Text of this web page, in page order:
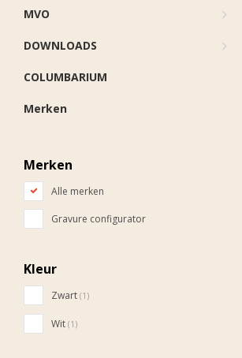
MVO
DOWNLOADS
COLUMBARIUM
Merken
Merken
Alle merken
Gravure configurator
Kleur
Zwart (1)
Wit (1)